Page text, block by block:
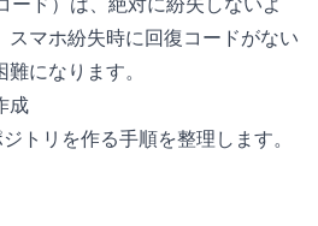
スマホ紛失時に回復コードがない
になります。
成
トリを作る手順を整理します。